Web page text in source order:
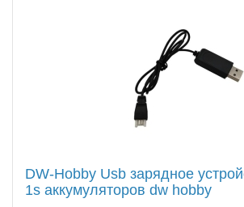
DW-Hobby Usb зарядное
1s аккумуляторов dw hobby